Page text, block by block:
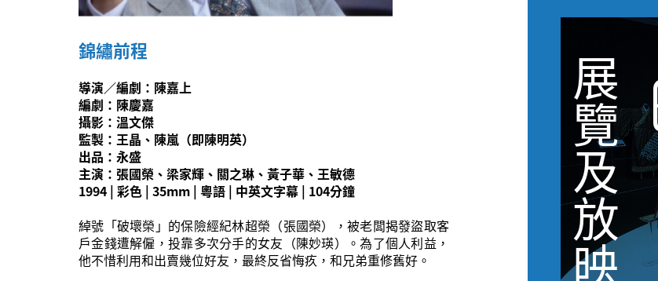
展
覽
及
放
映
錦繡前程
導演／編劇：陳嘉上
編劇：陳慶嘉
攝影：溫文傑
監製：王晶、陳嵐（即陳明英）
出品：永盛
主演：張國榮、梁家輝、關之琳、黃子華、王敏德
1994 | 彩色 | 35mm | 粵語 | 中英文字幕 | 104分鐘
綽號「破壞榮」的保險經紀林超榮（張國榮），被老闆揭發盜取客
戶金錢遭解僱，投靠多次分手的女友（陳妙瑛）。為了個人利益，
他不惜利用和出賣幾位好友，最終反省悔疚，和兄弟重修舊好。